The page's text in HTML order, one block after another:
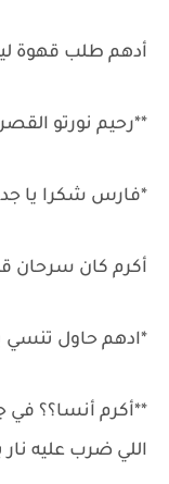
أدهم طلب قهوة
**رحيم نورتو القصر
*فارس شكرا يا
أكرم كان سرحان
*ادهم حاول تنسي
**أكرم أنسا؟؟ في
اللي ضرب عليه